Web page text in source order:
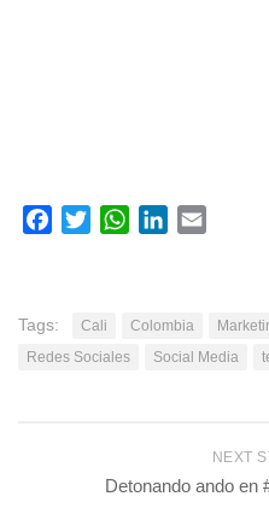
Facebook
TwitterWhatsApp
LinkedIn
Tags: Cali Colombia
Redes Sociales
Social Media
NEXT
Detonando ando en